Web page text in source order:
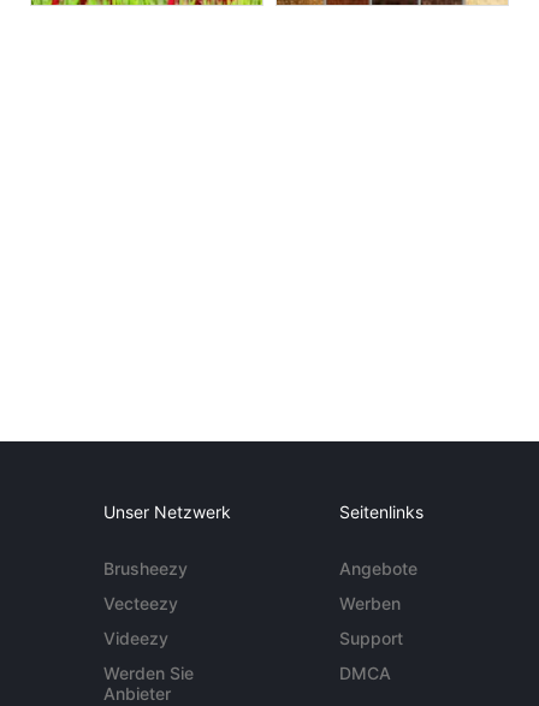
Unser Netzwerk
Brusheezy
Vecteezy
Videezy
Werden Sie
Anbieter
Seitenlinks
Angebote
Werben
Support
DMCA